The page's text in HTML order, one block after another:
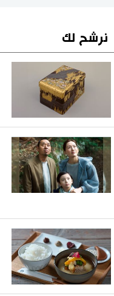
نرشح لك